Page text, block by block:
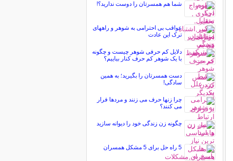
شما هم همسرتان را دوست ندارید؟!
عواقب بی احترامی به شوهر و راههای
ترک این عادت
دلایل کم حرفی شوهر چیست و چگونه
با یک شوهر کم حرف کنار بیاییم؟
دست همسرتان را بگیرید؛ به همین
سادگی!
چرا زنها حرف می زنند و مردها فرار
می کنند؟
چگونه زن زندگی خود را دیوانه سازید
5 راه حل برای 5 مشکل همسران